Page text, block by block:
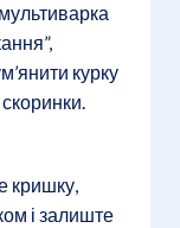
курку
кришку,
і залиште